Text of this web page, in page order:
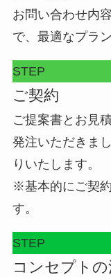
お問い合わせ内
で、最適なプラ
STEP
ご契約
ご提案書とお見
発注いただきま
りいたします。
※基本的にご契
す。
STEP
コンセプトの